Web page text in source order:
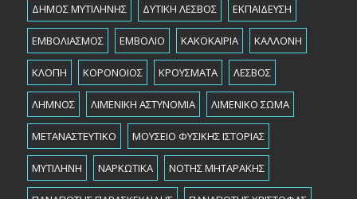
ΔΗΜΟΣ ΜΥΤΙΛΗΝΗΣ ΔΥΤΙΚΗ ΛΕΣΒΟΣ ΕΚΠΑΙΔΕΥΣΗ
ΕΜΒΟΛΙΑΣΜΟΣ ΕΜΒΟΛΙΟ ΚΑΚΟΚΑΙΡΙΑ ΚΑΛΛΟΝΗ
ΚΛΟΠΗ ΚΟΡΟΝΟΙΟΣ ΚΡΟΥΣΜΑΤΑ ΛΕΣΒΟΣ
ΛΗΜΝΟΣ ΛΙΜΕΝΙΚΗ ΑΣΤΥΝΟΜΙΑ ΛΙΜΕΝΙΚΟ ΣΩΜΑ
ΜΕΤΑΝΑΣΤΕΥΤΙΚΟ ΜΟΥΣΕΙΟ ΦΥΣΙΚΗΣ ΙΣΤΟΡΙΑΣ
ΜΥΤΙΛΗΝΗ ΝΑΡΚΩΤΙΚΑ ΝΟΤΗΣ ΜΗΤΑΡΑΚΗΣ